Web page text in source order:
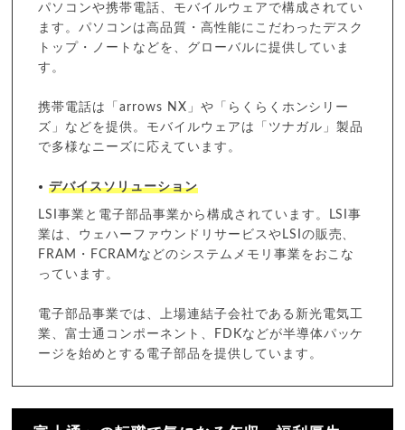
パソコンや携帯電話、モバイルウェアで構成されてい
ます。パソコンは高品質・高性能にこだわったデスク
トップ・ノートなどを、グローバルに提供していま
す。
携帯電話は「arrows NX」や「らくらくホンシリー
ズ」などを提供。モバイルウェアは「ツナガル」製品
で多様なニーズに応えています。
デバイスソリューション
LSI事業と電子部品事業から構成されています。LSI事
業は、ウェハーファウンドリサービスやLSIの販売、
FRAM・FCRAMなどのシステムメモリ事業をおこな
っています。
電子部品事業では、上場連結子会社である新光電気工
業、富士通コンポーネント、FDKなどが半導体パッケ
ージを始めとする電子部品を提供しています。